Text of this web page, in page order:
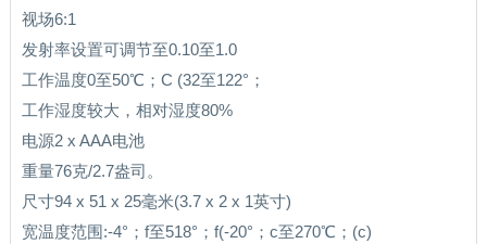
视场6:1
发射率设置可调节至0.10至1.0
工作温度0至50℃；C (32至122°；
工作湿度较大，相对湿度80%
电源2 x AAA电池
重量76克/2.7盎司。
尺寸94 x 51 x 25毫米(3.7 x 2 x 1英寸)
宽温度范围:-4°；f至518°；f(-20°；c至270℃；(c)